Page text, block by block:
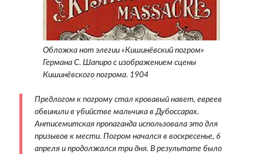
Обложка нот элегии «Кишинёвский погром»
Германа С. Шапиро с изображением сцены
Кишинёвского погрома. 1904
Предлогом к погрому стал кровавый навет, евреев
обвинили в убийстве мальчика в Дубоссарах.
Антисемитская пропаганда использовала это для
призывов к мести. Погром начался в воскресенье, 6
апреля и продолжался три дня. В результате было